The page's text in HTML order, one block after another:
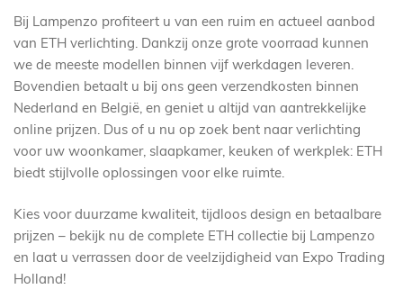
Bij Lampenzo profiteert u van een ruim en actueel aanbod
van ETH verlichting. Dankzij onze grote voorraad kunnen
we de meeste modellen binnen vijf werkdagen leveren.
Bovendien betaalt u bij ons geen verzendkosten binnen
Nederland en België, en geniet u altijd van aantrekkelijke
online prijzen. Dus of u nu op zoek bent naar verlichting
voor uw woonkamer, slaapkamer, keuken of werkplek: ETH
biedt stijlvolle oplossingen voor elke ruimte.
Kies voor duurzame kwaliteit, tijdloos design en betaalbare
prijzen – bekijk nu de complete ETH collectie bij Lampenzo
en laat u verrassen door de veelzijdigheid van Expo Trading
Holland!